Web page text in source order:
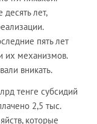
лет,
пять лет
их механизмов.
вникать.
тенге субсидий
2,5 тыс.
которые